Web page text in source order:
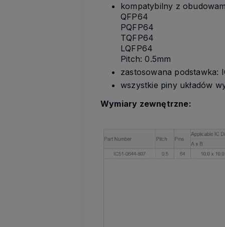
kompatybilny z
QFP64
PQFP64
TQFP64
LQFP64
Pitch: 0.5mm
zastosowana podstawka:
wszystkie piny układów
Wymiary zewnętrzne: